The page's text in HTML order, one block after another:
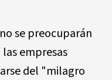
se preocuparán
empresas
del "milagro